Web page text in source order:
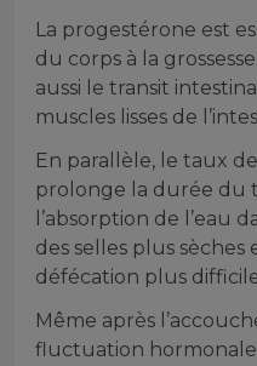
La progestérone est
du corps à la
aussi le transit
muscles lisses de
En parallèle, le taux
prolonge la durée du
l’absorption de l’eau
des selles plus
défécation plus
Même après
fluctuation